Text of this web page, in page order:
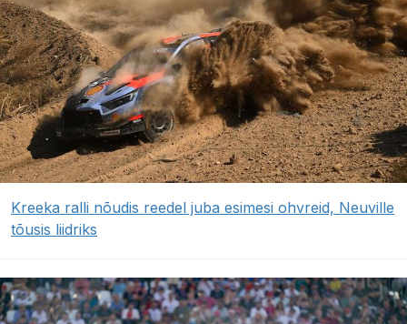
Kreeka ralli nõudis reedel juba esimesi ohvreid, Neuville
tõusis liidriks